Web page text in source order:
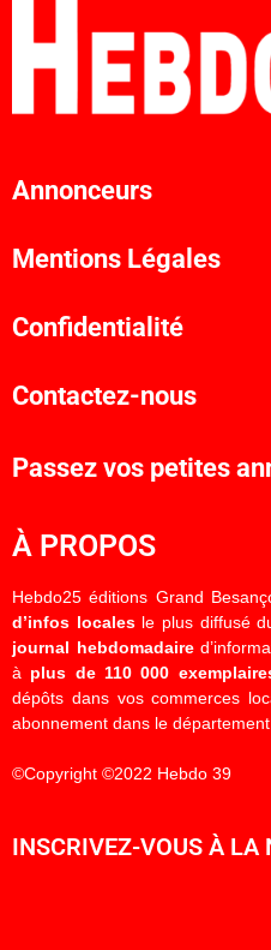
Annonceurs
Mentions Légales
Confidentialité
Contactez-nous
Passez vos petites
À PROPOS
Hebdo25 éditions Grand
d’infos localesle plus diffusé
journal hebdomadaire
à plus de 110 000
dépôts dans vos commerces
abonnement dans le département
©Copyright ©2022 Hebdo 39
INSCRIVEZ-VOUS À LA